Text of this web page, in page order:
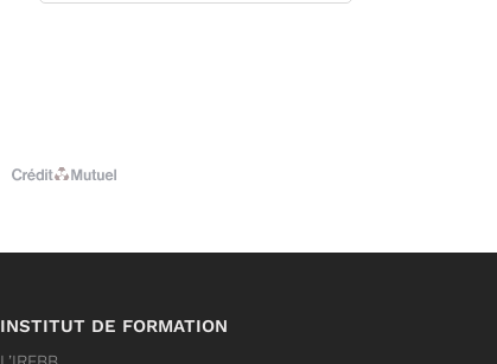
INSTITUT DE FORMATION